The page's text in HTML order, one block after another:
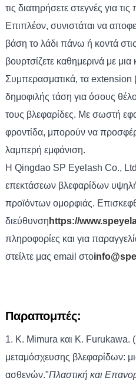
τις διατηρήσετε στεγνές για
Επιπλέον, συνιστάται να
βάση το λάδι πάνω ή κοντά
βουρτσίζετε καθημερινά με
Συμπερασματικά, τα extension
δημοφιλής τάση για όσους
τους βλεφαρίδες. Με σωστή
φροντίδα, μπορούν να
λαμπερή εμφάνιση.
Η Qingdao SP Eyelash Co.,
επεκτάσεων βλεφαρίδων
προϊόντων ομορφιάς.
διεύθυνση https://
πληροφορίες και για
στείλτε μας email στο
Παραπομπές:
1. K. Mimura και K. Furukawa.
μεταμόσχευσης βλεφαρίδων:
ασθενών."Πλαστική και